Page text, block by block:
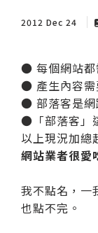
2012 Dec 24
● 每個網站都
● 產生內容需
● 部落客是網
●「部落客」
以上現況加總
網站業者很愛
我不點名，
也點不完。